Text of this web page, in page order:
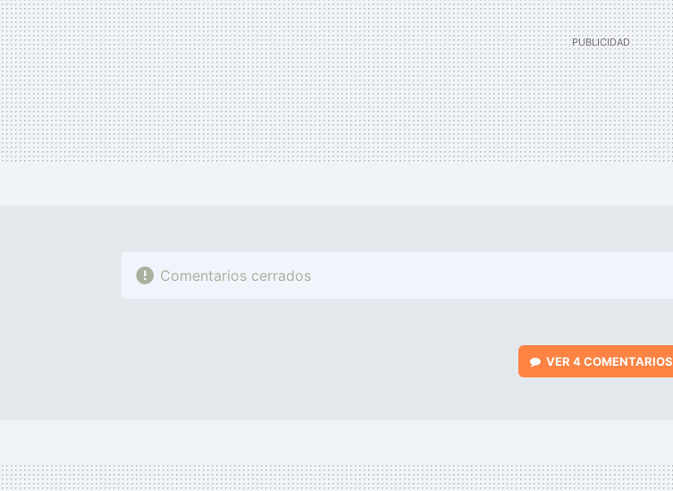
Comentarios cerrados
VER 4 COMENTARIOS